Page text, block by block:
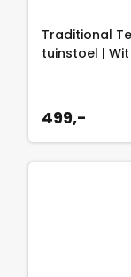
Traditional
tuinstoel | Wit
499,-